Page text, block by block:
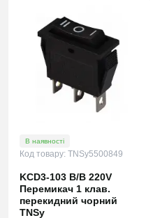
В наявності
Код товару: TNSy5500849
KCD3-103 B/B 220V
Перемикач 1 клав.
перекидний чорний
TNSy